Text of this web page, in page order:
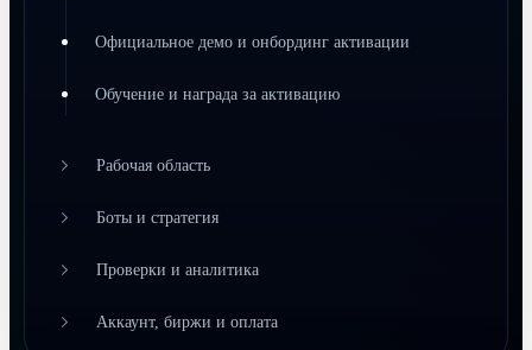
Официальное демо и онбординг активации
Обучение и награда за активацию
Рабочая область
Боты и стратегия
Проверки и аналитика
Аккаунт, биржи и оплата